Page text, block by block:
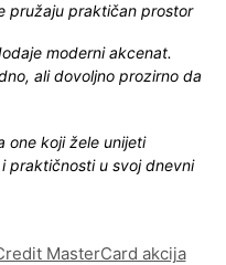
pružaju praktičan prostor
moderni akcenat.
ali dovoljno prozirno da
one koji žele unijeti
praktičnosti u svoj dnevni
MasterCard akcija